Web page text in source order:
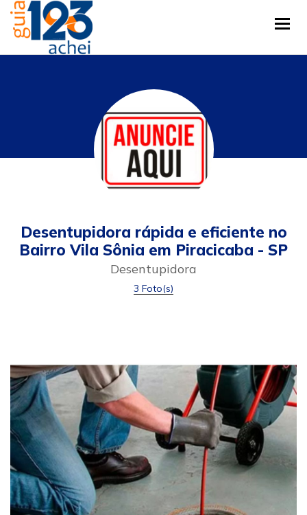
Desentupidora rápida e eficiente no
Bairro Vila Sônia em Piracicaba - SP
Desentupidora
3 Foto(s)